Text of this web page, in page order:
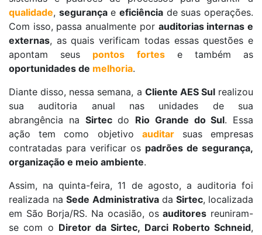
qualidade, segurançaeeficiência de suas operações.
Com isso, passa anualmente por auditorias internas e
externas, as quais verificam todas essas questões e
apontam seus pontos fortese também as
oportunidades de melhoria.
Diante disso, nessa semana, a Cliente AES Sulrealizou
sua auditoria anual nas unidades de sua
abrangência na Sirtecdo Rio Grande do Sul. Essa
ação tem como objetivo auditar
suas empresas
contratadas para verificar os padrões de segurança,
organização e meio ambiente.
Assim, na quinta-feira, 11 de agosto, a auditoria foi
realizada na Sede Administrativada Sirtec, localizada
em São Borja/RS. Na ocasião, osauditores reuniram-
se com o Diretor da Sirtec, Darci Roberto Schneid,